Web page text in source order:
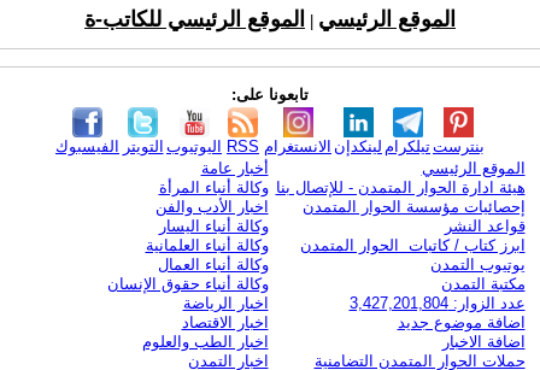
الموقع الرئيسي الموقع الرئيسي للكاتب-ة
تابعونا على:
الفيسبوك التويتر اليوتيوب RSS الانستغرام لينكدإن تيلكرامبنترست
الموقع الرئيسي
هيئة ادارة الحوار المتمدن - للإتصال بنا
إحصائيات مؤسسة الحوار المتمدن
قواعد النشر
ابرز كتاب / كاتبات الحوار المتمدن
يوتيوب التمدن
مكتبة التمدن
عدد الزوار: 3,427,201,804
اضافة موضوع جديد
اضافة الاخبار
حملات الحوار المتمدن التضامنية
أخبار عامة
وكالة أنباء المرأة
اخبار الأدب والفن
وكالة أنباء اليسار
وكالة أنباء العلمانية
وكالة أنباء العمال
وكالة أنباء حقوق الإنسان
اخبار الرياضة
اخبار الاقتصاد
اخبار الطب والعلوم
اخبار التمدن